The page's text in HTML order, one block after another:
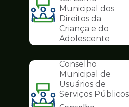
Ilustração
da
pagina
de
Conselhos
Municipal dos
Direitos da
Criança e do
Adolescente
Ilustração
INSTITUCIONAL
Conselho
Municipal de
Usuários de
Serviços Públicos